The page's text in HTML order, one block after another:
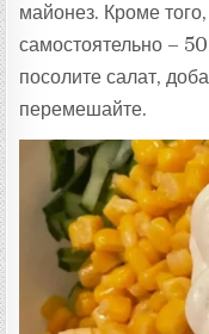
майонез. Кроме
самостоятельно –
посолите салат,
перемешайте.